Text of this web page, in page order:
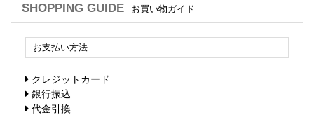
SHOPPING GUIDE お買い物ガイド
お支払い方法
クレジットカード
銀行振込
代金引換